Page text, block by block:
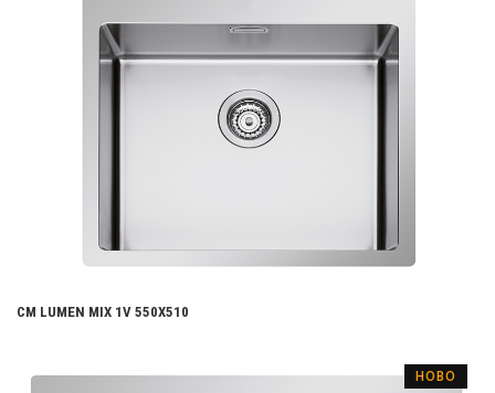
CM LUMEN MIX 1V 550X510
НОВО